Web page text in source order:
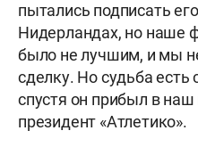
пытались подписать
Нидерландах, но наше
было не лучшим, и мы
сделку. Но судьба есть
спустя он прибыл в наш
президент «Атлетико».